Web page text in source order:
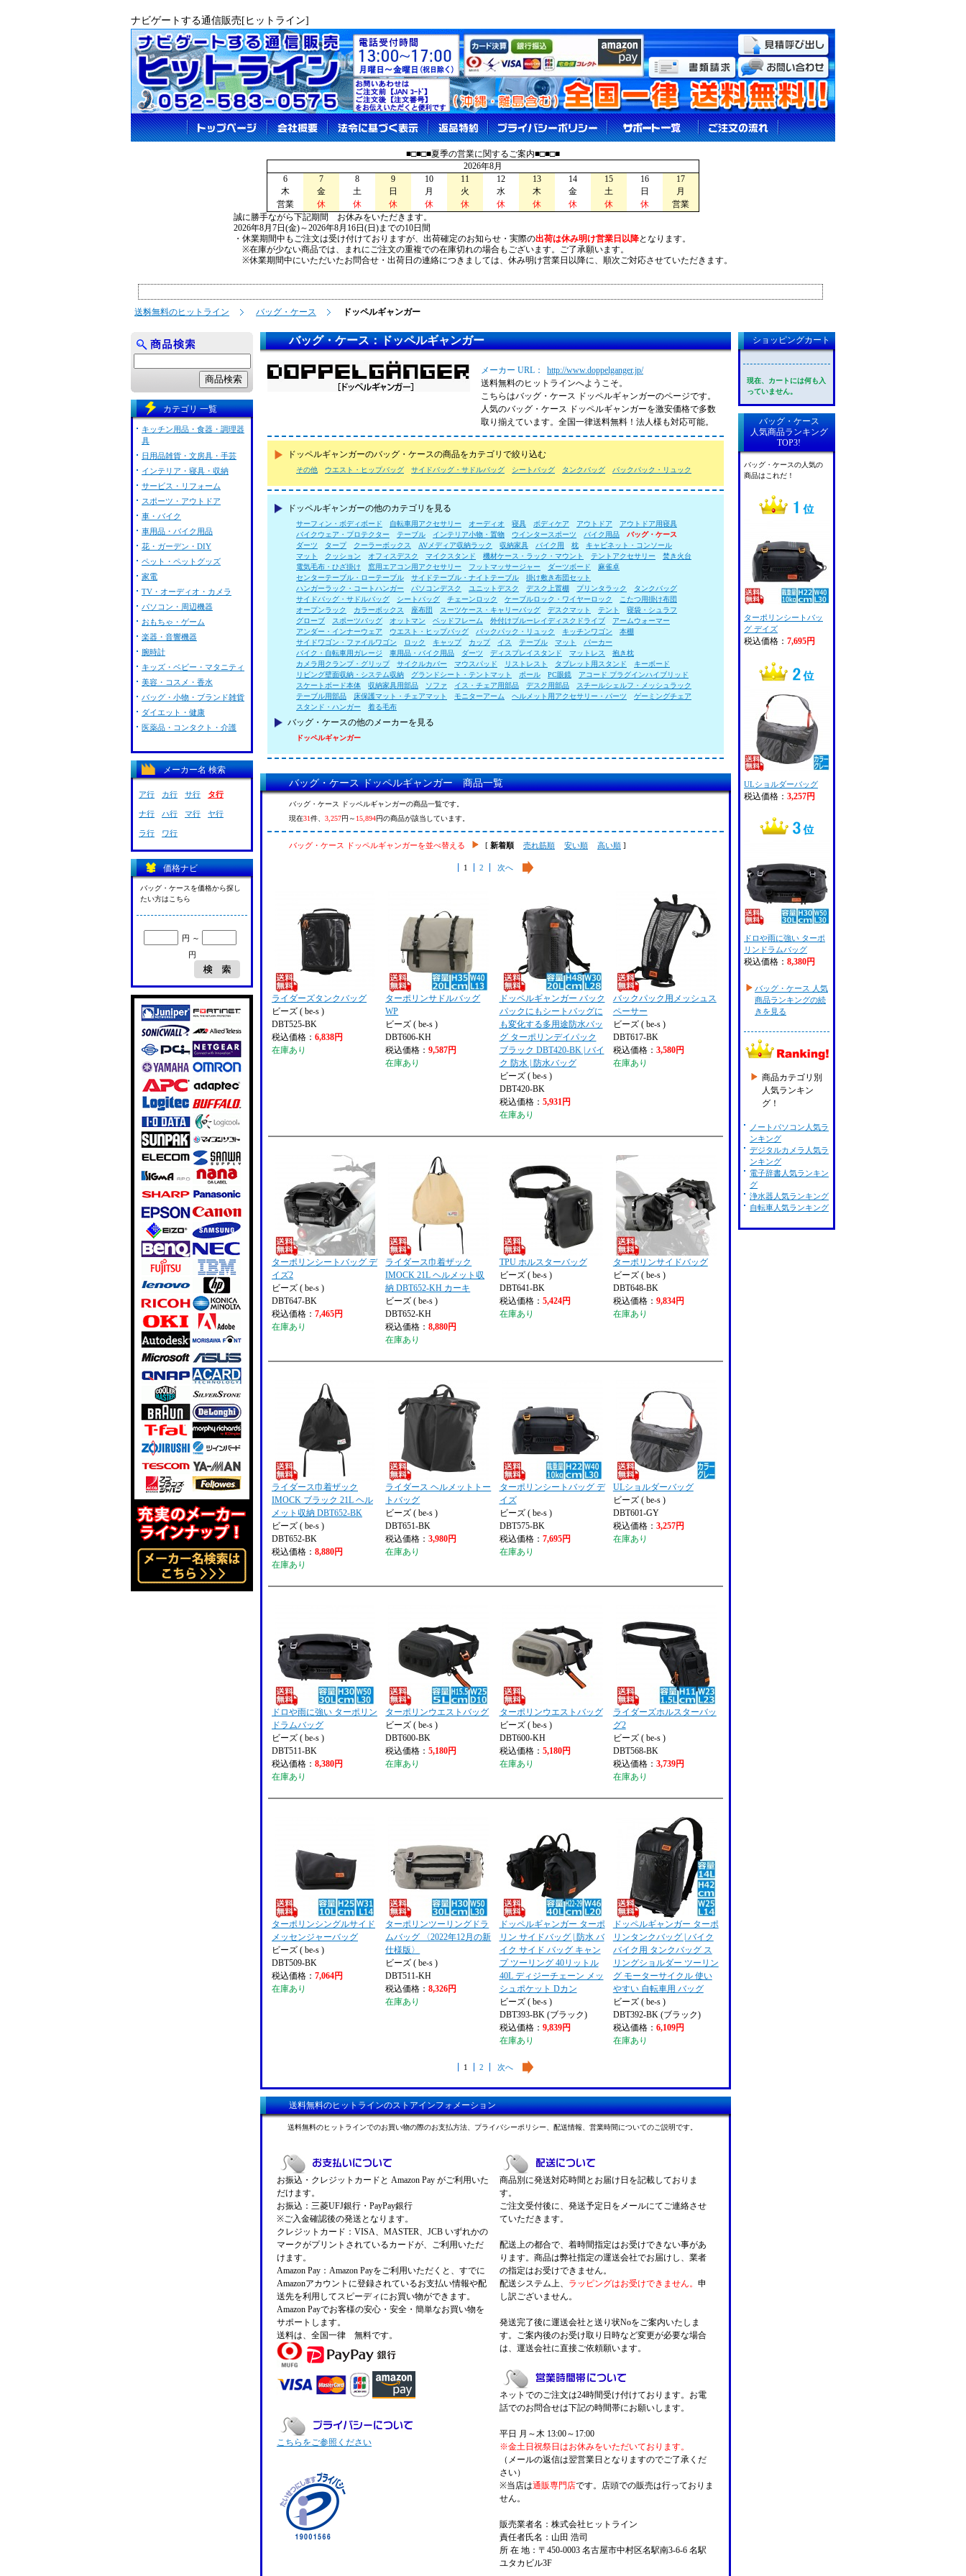
ナビゲートする通信販売[ヒットライン]
■□■□■夏季の営業に関するご案内■□■□■
2026年8月
6
7 8 9 10 11 12 13 14 15 16
17
木
金 土 日 月 火 水 木 金 土 日
月
営業
休 休 休 休 休 休 休 休 休 休
営業
誠に勝手ながら下記期間 お休みをいただきます。
2026年8月7日(金)～2026年8月16日(日)までの10日間
・休業期間中もご注文は受け付けておりますが、出荷確定のお知らせ・実際の出荷は休み明け営業日以降となります。
※在庫が少ない商品では、まれにご注文の重複での在庫切れの場合もございます。ご了承願います。
※休業期間中にいただいたお問合せ・出荷日の連絡につきましては、休み明け営業日以降に、順次ご対応させていただきます。
送料無料のヒットライン バッグ・ケース ドッペルギャンガー
バッグ・ケース：ドッペルギャンガー
メーカー URL：
http://www.doppelganger.jp/
送料無料のヒットラインへようこそ。
こちらはバッグ・ケース ドッペルギャンガーのページです。
人気のバッグ・ケース ドッペルギャンガーを激安価格で多数
取り揃えています。全国一律送料無料！法人様も対応可能。
ドッペルギャンガーのバッグ・ケースの商品をカテゴリで絞り込む
その他 ウエスト・ヒップバッグ サイドバッグ・サドルバッグ シートバッグ タンクバッグ バックパック・リュック
ドッペルギャンガーの他のカテゴリを見る
サーフィン・ボディボード 自転車用アクセサリー オーディオ 寝具 ボディケア アウトドア
アウトドア用寝具
バイクウェア・プロテクター
テーブル インテリア小物・置物 ウインタースポーツ バイク用品
バッグ・ケース
ダーツ
タープ クーラーボックス AVメディア収納ラック 収納家具 バイク用 枕
キャビネット・コンソール
マット
クッション オフィスデスク マイクスタンド 機材ケース・ラック・マウント テントアクセサリー
焚き火台
電気毛布・ひざ掛け
窓用エアコン用アクセサリー フットマッサージャー ダーツボード
麻雀卓
センターテーブル・ローテーブル
サイドテーブル・ナイトテーブル
掛け敷き布団セット
ハンガーラック・コートハンガー
パソコンデスク ユニットデスク デスク上置棚 プリンタラック
タンクバッグ
サイドバッグ・サドルバッグ
シートバッグ チェーンロック ケーブルロック・ワイヤーロック
こたつ用掛け布団
オープンラック
カラーボックス 座布団 スーツケース・キャリーバッグ デスクマット テント
寝袋・シュラフ
グローブ
スポーツバッグ オットマン ベッドフレーム 外付けブルーレイディスクドライブ
アームウォーマー
アンダー・インナーウェア
ウエスト・ヒップバッグ バックパック・リュック キッチンワゴン
本棚
サイドワゴン・ファイルワゴン
ロック キャップ カップ イス テーブル マット
パーカー
バイク・自転車用ガレージ
車用品・バイク用品 ダーツ ディスプレイスタンド マットレス
抱き枕
カメラ用クランプ・グリップ
サイクルカバー マウスパッド リストレスト タブレット用スタンド
キーボード
リビング壁面収納・システム収納
グランドシート・テントマット ポール PC眼鏡
アコード プラグインハイブリッド
スケートボード本体
収納家具用部品 ソファ イス・チェア用部品 デスク用部品
スチールシェルフ・メッシュラック
テーブル用部品
床保護マット・チェアマット モニターアーム ヘルメット用アクセサリー・パーツ
ゲーミングチェア
スタンド・ハンガー
着る毛布
バッグ・ケースの他のメーカーを見る
ドッペルギャンガー
バッグ・ケース ドッペルギャンガー 商品一覧
バッグ・ケース ドッペルギャンガーの商品一覧です。
現在31件、 3,257円～ 15,894円の商品が該当しています。
バッグ・ケース ドッペルギャンガーを並べ替える [ 新着順 売れ筋順 安い順 高い順 ]
1 2 次へ
ライダーズタンクバッグ
ビーズ ( be-s )
DBT525-BK
税込価格： 6,838円
在庫あり
ターポリンサドルバッグ
WP
ビーズ ( be-s )
DBT606-KH
税込価格：9,587円
在庫あり
ドッペルギャンガー バック
パックにもシートバッグに
も変化する多用途防水バッ
グ ターポリンデイパック
ブラック DBT420-BK | バイ
ク 防水 | 防水バッグ
ビーズ ( be-s )
DBT420-BK
税込価格： 5,931円
在庫あり
バックパック用メッシュス
ペーサー
ビーズ ( be-s )
DBT617-BK
税込価格： 3,580円
在庫あり
ターポリンシートバッグ デ
イズ2
ビーズ ( be-s )
DBT647-BK
税込価格： 7,465円
在庫あり
ライダース巾着ザック
IMOCK 21L ヘルメット収
納 DBT652-KH カーキ
ビーズ ( be-s )
DBT652-KH
税込価格：8,880円
在庫あり
TPU ホルスターバッグ
ビーズ ( be-s )
DBT641-BK
税込価格： 5,424円
在庫あり
ターポリンサイドバッグ
ビーズ ( be-s )
DBT648-BK
税込価格： 9,834円
在庫あり
ライダース巾着ザック
IMOCK ブラック 21L ヘル
メット収納 DBT652-BK
ビーズ ( be-s )
DBT652-BK
税込価格： 8,880円
在庫あり
ライダース ヘルメットトー
トバッグ
ビーズ ( be-s )
DBT651-BK
税込価格：3,980円
在庫あり
ターポリンシートバッグ デ
イズ
ビーズ ( be-s )
DBT575-BK
税込価格： 7,695円
在庫あり
ULショルダーバッグ
ビーズ ( be-s )
DBT601-GY
税込価格： 3,257円
在庫あり
ドロや雨に強い ターポリン
ドラムバッグ
ビーズ ( be-s )
DBT511-BK
税込価格： 8,380円
在庫あり
ターポリンウエストバッグ
ビーズ ( be-s )
DBT600-BK
税込価格：5,180円
在庫あり
ターポリンウエストバッグ
ビーズ ( be-s )
DBT600-KH
税込価格： 5,180円
在庫あり
ライダーズホルスターバッ
グ2
ビーズ ( be-s )
DBT568-BK
税込価格： 3,739円
在庫あり
ターポリンシングルサイド
メッセンジャーバッグ
ビーズ ( be-s )
DBT509-BK
税込価格： 7,064円
在庫あり
ターポリンツーリングドラ
ムバッグ 〈2022年12月の新
仕様版〉
ビーズ ( be-s )
DBT511-KH
税込価格：8,326円
在庫あり
ドッペルギャンガー ターポ
リン サイドバッグ | 防水 バ
イク サイド バッグ キャン
プ ツーリング 40リットル
40L ディジーチェーン メッ
シュポケット Dカン
ビーズ ( be-s )
DBT393-BK (ブラック)
税込価格： 9,839円
在庫あり
ドッペルギャンガー ターポ
リンタンクバッグ | バイク
バイク用 タンクバッグ ス
リングショルダー ツーリン
グ モーターサイクル 使い
やすい 自転車用 バッグ
ビーズ ( be-s )
DBT392-BK (ブラック)
税込価格： 6,109円
在庫あり
1 2 次へ
送料無料のヒットラインのストアインフォメーション
送料無料のヒットラインでのお買い物の際のお支払方法、プライバシーポリシー、配送情報、営業時間についてのご説明です。
お振込・クレジットカードと Amazon Pay がご利用いた
だけます。
お振込：三菱UFJ銀行・PayPay銀行
※ご入金確認後の発送となります。
クレジットカード：VISA、MASTER、JCB いずれかの
マークがプリントされているカードが、ご利用いただ
けます。
Amazon Pay：Amazon Payをご利用いただくと、すでに
Amazonアカウントに登録されているお支払い情報や配
送先を利用してスピーディにお買い物ができます。
Amazon Payでお客様の安心・安全・簡単なお買い物を
サポートします。
送料は、全国一律 無料です。
こちらをご参照ください
商品別に発送対応時間とお届け日を記載しておりま
す。
ご注文受付後に、発送予定日をメールにてご連絡させ
ていただきます。
配送上の都合で、着時間指定はお受けできない事があ
ります。商品は弊社指定の運送会社でお届けし、業者
の指定はお受けできません。
配送システム上、
ラッピングはお受けできません。 申
し訳ございません。
発送完了後に運送会社と送り状Noをご案内いたしま
す。ご案内後のお受け取り日時など変更が必要な場合
は、運送会社に直接ご依頼願います。
ネットでのご注文は24時間受け付けております。お電
話でのお問合せは下記の時間帯にお願いします。
平日 月～木 13:00～17:00
※金土日祝祭日はお休みをいただいております。
（メールの返信は翌営業日となりますのでご了承くだ
さい）
※当店は通販専門店です。店頭での販売は行っておりま
せん。
販売業者名：株式会社ヒットライン
責任者氏名：山田 浩司
所 在 地：〒450-0003 名古屋市中村区名駅南3-6-6 名駅
ユタカビル3F
カテゴリ 一覧
キッチン用品・食器・調理器
具
日用品雑貨・文房具・手芸
インテリア・寝具・収納
サービス・リフォーム
スポーツ・アウトドア
車・バイク
車用品・バイク用品
花・ガーデン・DIY
ペット・ペットグッズ
家電
TV・オーディオ・カメラ
パソコン・周辺機器
おもちゃ・ゲーム
楽器・音響機器
腕時計
キッズ・ベビー・マタニティ
美容・コスメ・香水
バッグ・小物・ブランド雑貨
ダイエット・健康
医薬品・コンタクト・介護
メーカー名 検索
ア行 カ行 サ行 タ行
ナ行 ハ行 マ行 ヤ行
ラ行 ワ行
価格ナビ
バッグ・ケースを価格から探し
たい方はこちら
円 ～
円
ショッピングカート
現在、カートには何も入
っていません。
バッグ・ケース
人気商品ランキング
TOP3!
バッグ・ケースの人気の
商品はこれだ！
ターポリンシートバッ
グ デイズ
税込価格： 7,695円
ULショルダーバッグ
税込価格： 3,257円
ドロや雨に強い ターポ
リンドラムバッグ
税込価格： 8,380円
バッグ・ケース 人気
商品ランキングの続
きを見る
商品カテゴリ別
人気ランキン
グ！
ノートパソコン人気ラ
ンキング
デジタルカメラ人気ラ
ンキング
電子辞書人気ランキン
グ
浄水器人気ランキング
自転車人気ランキング